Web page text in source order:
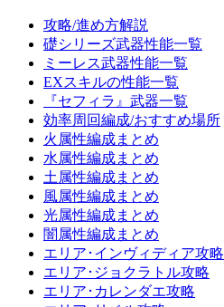
攻略/進め方解説
礎シリーズ武器性能一覧
ミーレス武器性能一覧
EXスキルの性能一覧
『セフィラ』武器一覧
効率周回編成/おすすめ場所
火属性編成まとめ
水属性編成まとめ
土属性編成まとめ
風属性編成まとめ
光属性編成まとめ
闇属性編成まとめ
エリア･インヴィディア攻略
エリア･ジョクラトル攻略
エリア･カレンダエ攻略